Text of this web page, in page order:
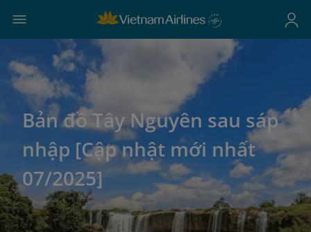
Bản đồ Tây Nguyên sau sáp
nhập [Cập nhật mới nhất
07/2025]